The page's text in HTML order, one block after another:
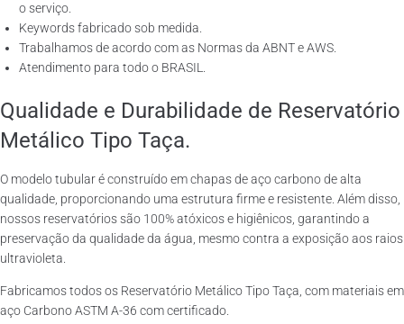
o serviço.
Keywords fabricado sob medida.
Trabalhamos de acordo com as Normas da ABNT e AWS.
Atendimento para todo o BRASIL.
Qualidade e Durabilidade de Reservatório
Metálico Tipo Taça.
O modelo tubular é construído em chapas de aço carbono de alta
qualidade, proporcionando uma estrutura firme e resistente. Além disso,
nossos reservatórios são 100% atóxicos e higiênicos, garantindo a
preservação da qualidade da água, mesmo contra a exposição aos raios
ultravioleta.
Fabricamos todos os Reservatório Metálico Tipo Taça, com materiais em
aço Carbono ASTM A-36 com certificado.